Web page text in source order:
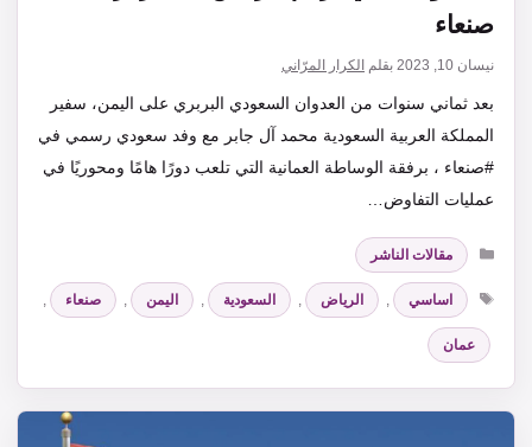
صنعاء
نيسان 10, 2023 بقلم الكرار المرّاني
بعد ثماني سنوات من العدوان السعودي البربري على اليمن، سفير
المملكة العربية السعودية محمد آل جابر مع وفد سعودي رسمي في
#صنعاء ، برفقة الوساطة العمانية التي تلعب دورًا هامًا ومحوريًا في
عمليات التفاوض…
التصنيفات
مقالات الناشر
الوسوم
اساسي الرياض السعودية اليمن صنعاء
عمان